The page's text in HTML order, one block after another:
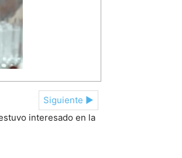
Siguiente ►
interesado en la